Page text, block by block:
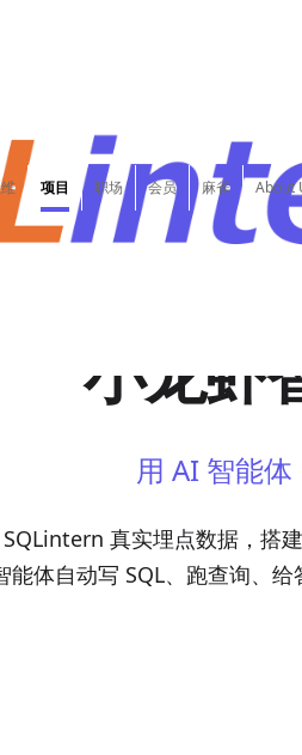
项目 职场 会员 麻雀 About
AI
小龙虾
用 AI 智能
真实埋点数据，搭
能体自动写 SQL、跑查询、给